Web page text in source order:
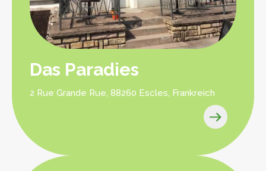
Das Paradies
2 Rue Grande Rue, 88260 Escles, Frankreich